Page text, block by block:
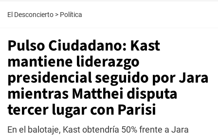
El Desconcierto > Política
Pulso Ciudadano: Kast
mantiene liderazgo
presidencial seguido por Jara
mientras Matthei disputa
tercer lugar con Parisi
En el balotaje, Kast obtendría 50% frente a Jara